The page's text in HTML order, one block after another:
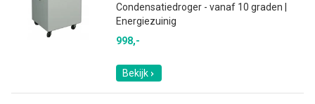
Condensatiedroger - vanaf 10 graden |
Energiezuinig
998,-
Bekijk